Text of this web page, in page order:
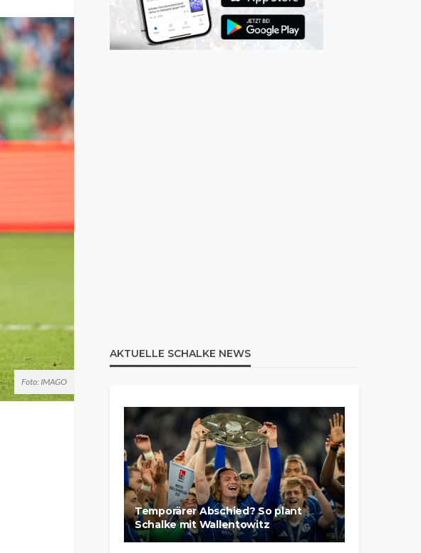
Foto: IMAGO
AKTUELLE SCHALKE NEWS
Temporärer Abschied? So plant
Schalke mit Wallentowitz